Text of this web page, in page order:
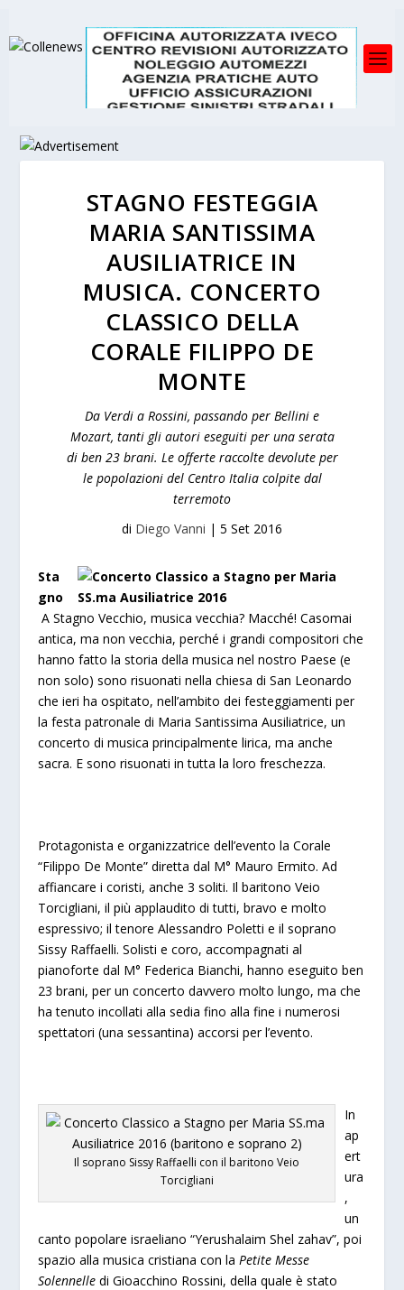
STAGNO FESTEGGIA
MARIA SANTISSIMA
AUSILIATRICE IN
MUSICA. CONCERTO
CLASSICO DELLA
CORALE FILIPPO DE
MONTE
Da Verdi a Rossini, passando per Bellini e
Mozart, tanti gli autori eseguiti per una serata
di ben 23 brani. Le offerte raccolte devolute per
le popolazioni del Centro Italia colpite dal
terremoto
di Diego Vanni | 5 Set 2016
Sta
gno
A Stagno Vecchio, musica vecchia? Macché! Casomai
antica, ma non vecchia, perché i grandi compositori che
hanno fatto la storia della musica nel nostro Paese (e
non solo) sono risuonati nella chiesa di San Leonardo
che ieri ha ospitato, nell’ambito dei festeggiamenti per
la festa patronale di Maria Santissima Ausiliatrice, un
concerto di musica principalmente lirica, ma anche
sacra. E sono risuonati in tutta la loro freschezza.
Protagonista e organizzatrice dell’evento la Corale
“Filippo De Monte” diretta dal M° Mauro Ermito. Ad
affiancare i coristi, anche 3 soliti. Il baritono Veio
Torcigliani, il più applaudito di tutti, bravo e molto
espressivo; il tenore Alessandro Poletti e il soprano
Sissy Raffaelli. Solisti e coro, accompagnati al
pianoforte dal M° Federica Bianchi, hanno eseguito ben
23 brani, per un concerto davvero molto lungo, ma che
ha tenuto incollati alla sedia fino alla fine i numerosi
spettatori (una sessantina) accorsi per l’evento.
Il soprano Sissy Raffaelli con il baritono Veio
Torcigliani
In
ap
ert
ura
,
un
canto popolare israeliano “Yerushalaim Shel zahav”, poi
spazio alla musica cristiana con la Petite Messe
Solennelle di Gioacchino Rossini, della quale è stato